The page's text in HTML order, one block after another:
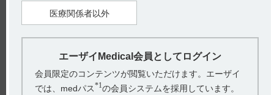
電子添文には、承認条件（使用成績調査やRMPなど）は設定さ
れていません。（引用1）
【引用】
1）ケイツーカプセル5mg電子添文 2023年3月改訂（第1版）
2024年5月
医療関係者以外
エーザイMedical会員としてログイン
会員限定のコンテンツが閲覧いただけます。エーザイ
では、medパス*1の会員システムを採用しています。